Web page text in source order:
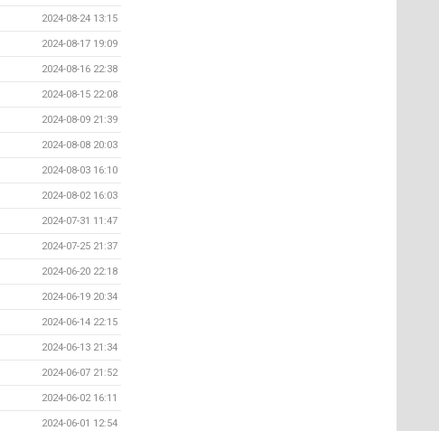
2024-08-24 13:15
2024-08-17 19:09
2024-08-16 22:38
2024-08-15 22:08
2024-08-09 21:39
2024-08-08 20:03
2024-08-03 16:10
2024-08-02 16:03
2024-07-31 11:47
2024-07-25 21:37
2024-06-20 22:18
2024-06-19 20:34
2024-06-14 22:15
2024-06-13 21:34
2024-06-07 21:52
2024-06-02 16:11
2024-06-01 12:54